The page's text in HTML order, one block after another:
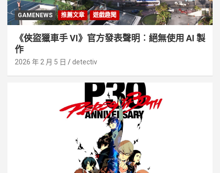
GAMENEWS 推薦文章 遊戲趣聞
《俠盜獵車手 VI》官方發表聲明︰絕無使用 AI 製
作
2026 年 2 月 5 日 detectiv